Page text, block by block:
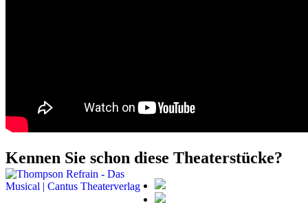
Kennen Sie schon diese Theaterstücke?